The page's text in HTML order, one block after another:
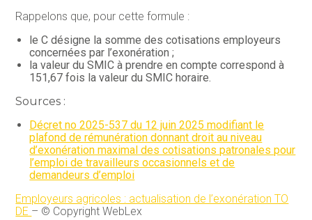
Rappelons que, pour cette formule :
le C désigne la somme des cotisations employeurs
concernées par l’exonération ;
la valeur du SMIC à prendre en compte correspond à
151,67 fois la valeur du SMIC horaire.
Sources :
Décret no 2025-537 du 12 juin 2025 modifiant le
plafond de rémunération donnant droit au niveau
d’exonération maximal des cotisations patronales pour
l’emploi de travailleurs occasionnels et de
demandeurs d’emploi
Employeurs agricoles : actualisation de l’exonération TO
DE – © Copyright WebLex